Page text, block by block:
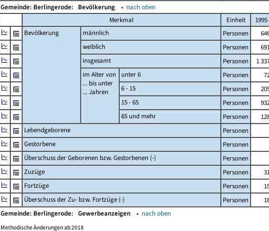
Gemeinde: Berlingerode: Bevölkerung ▴ nach oben
Merkmal
Einheit 1995
Bevölkerung
männlich Personen
weiblich
Personen
insgesamt
Personen 1
im Alter von
... bis unter
... Jahren
unter 6 Personen
6 - 15
Personen
15 - 65
Personen
65 und mehr
Personen
Lebendgeborene
Personen
Gestorbene
Personen
Überschuss der Geborenen bzw. Gestorbenen (-)
Personen
Zuzüge
Personen
Fortzüge
Personen
Überschuss der Zu- bzw. Fortzüge (-)
Personen
Gemeinde: Berlingerode: Gewerbeanzeigen ▴ nach oben
Methodische Änderungen ab 2018